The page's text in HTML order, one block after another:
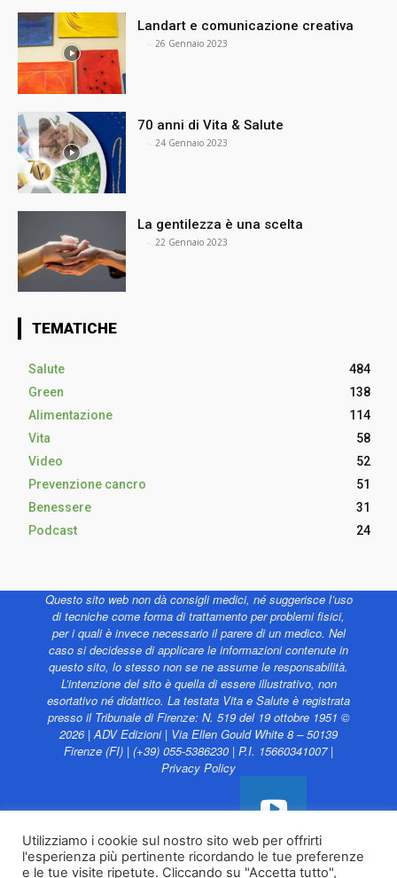
Landart e comunicazione creativa
- 26 Gennaio 2023
70 anni di Vita & Salute
- 24 Gennaio 2023
La gentilezza è una scelta
- 22 Gennaio 2023
TEMATICHE
Salute
484
Green
138
Alimentazione
114
Vita
58
Video
52
Prevenzione cancro
51
Benessere
31
Podcast
24
Questo sito web non dà consigli medici, né suggerisce l’uso
di tecniche come forma di trattamento per problemi fisici,
per i quali è invece necessario il parere di un medico. Nel
caso si decidesse di applicare le informazioni contenute in
questo sito, lo stesso non se ne assume le responsabilità.
L’intenzione del sito è quella di essere illustrativo, non
esortativo né didattico. La testata Vita e Salute è registrata
presso il Tribunale di Firenze: N. 519 del 19 ottobre 1951 ©
2026 | ADV Edizioni | Via Ellen Gould White 8 – 50139
Firenze (FI) | (+39) 055-5386230 | P.I. 15660341007 |
Privacy Policy
Vita e Salute web è
Utilizziamo i cookie sul nostro sito web per offrirti
l'esperienza più pertinente ricordando le tue preferenze
e le tue visite ripetute. Cliccando su "Accetta tutto",